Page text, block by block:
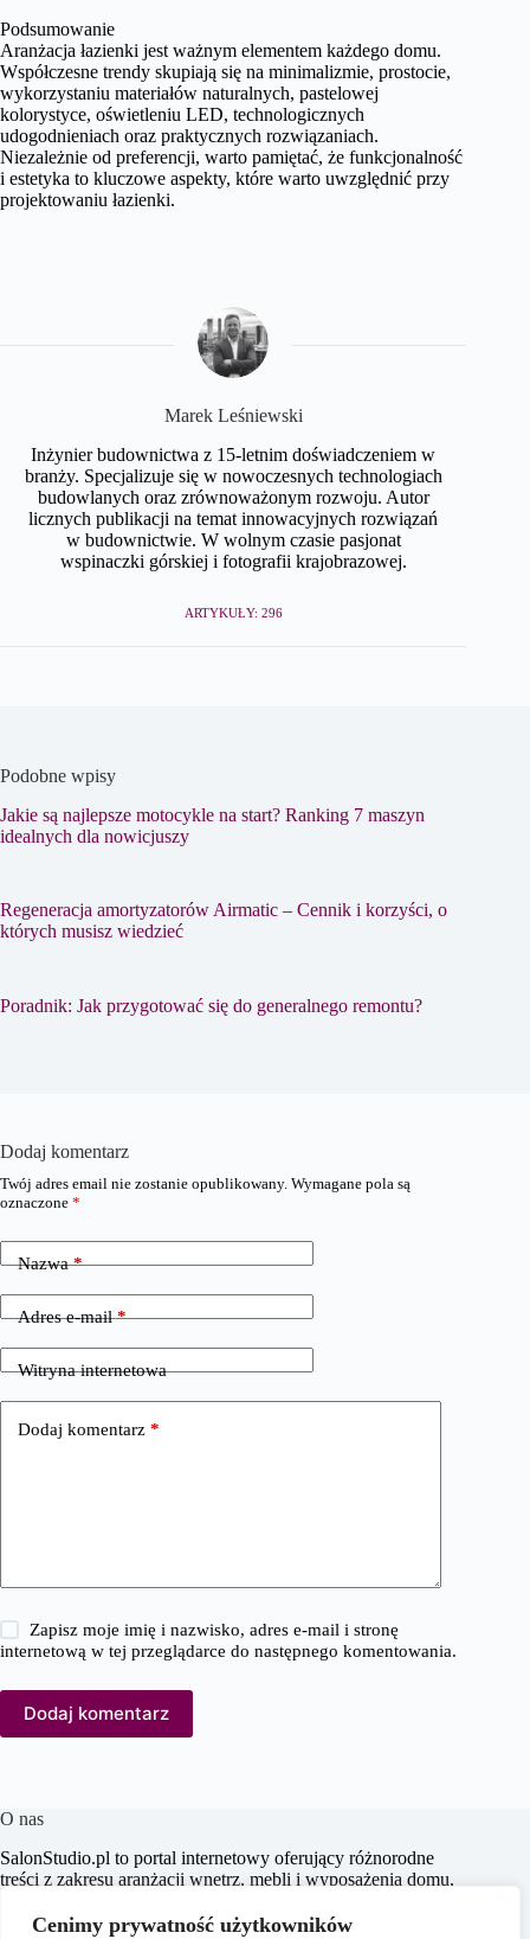
Cenimy prywatność użytkowników
Podsumowanie
Aranżacja łazienki jest ważnym elementem każdego domu.
Współczesne trendy skupiają się na minimalizmie, prostocie,
wykorzystaniu materiałów naturalnych, pastelowej
kolorystyce, oświetleniu LED, technologicznych
udogodnieniach oraz praktycznych rozwiązaniach.
Niezależnie od preferencji, warto pamiętać, że funkcjonalność
i estetyka to kluczowe aspekty, które warto uwzględnić przy
projektowaniu łazienki.
Marek Leśniewski
Inżynier budownictwa z 15-letnim doświadczeniem w
branży. Specjalizuje się w nowoczesnych technologiach
budowlanych oraz zrównoważonym rozwoju. Autor
licznych publikacji na temat innowacyjnych rozwiązań
w budownictwie. W wolnym czasie pasjonat
wspinaczki górskiej i fotografii krajobrazowej.
ARTYKUŁY: 296
Podobne wpisy
Jakie są najlepsze motocykle na start? Ranking 7 maszyn
idealnych dla nowicjuszy
Regeneracja amortyzatorów Airmatic – Cennik i korzyści, o
których musisz wiedzieć
Poradnik: Jak przygotować się do generalnego remontu?
Dodaj komentarz
Twój adres email nie zostanie opublikowany. Wymagane pola są
oznaczone *
Nazwa*
Adres e-mail*
Witryna internetowa
Dodaj komentarz *
Zapisz moje imię i nazwisko, adres e-mail i stronę
internetową w tej przeglądarce do następnego komentowania.
Dodaj komentarz
O nas
SalonStudio.pl to portal internetowy oferujący różnorodne
treści z zakresu aranżacji wnętrz, mebli i wyposażenia domu,
celem jest dostarczanie aktualnych informacji, praktycznych